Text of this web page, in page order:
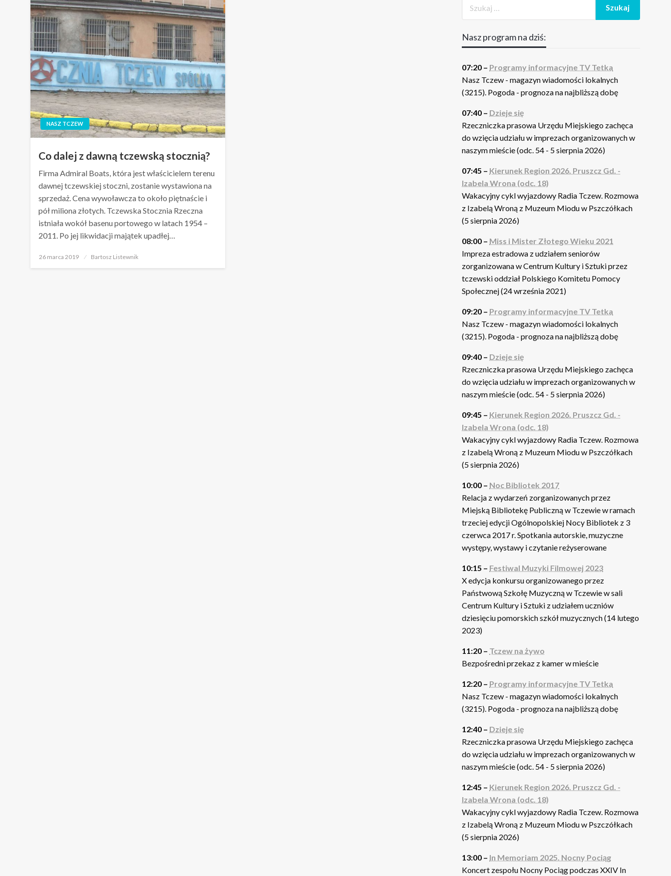
NASZ TCZEW
Co dalej z dawną tczewską stocznią?
Firma Admiral Boats, która jest właścicielem terenu
dawnej tczewskiej stoczni, zostanie wystawiona na
sprzedaż. Cena wywoławcza to około piętnaście i
pół miliona złotych. Tczewska Stocznia Rzeczna
istniała wokół basenu portowego w latach 1954 –
2011. Po jej likwidacji majątek upadłej…
Opublikowane
26 marca 2019 Bartosz Listewnik
Nasz program na dziś:
07:20 – Programy informacyjne TV Tetka
Nasz Tczew - magazyn wiadomości lokalnych
(3215). Pogoda - prognoza na najbliższą dobę
07:40 – Dzieje się
Rzeczniczka prasowa Urzędu Miejskiego zachęca
do wzięcia udziału w imprezach organizowanych w
naszym mieście (odc. 54 - 5 sierpnia 2026)
07:45 – Kierunek Region 2026. Pruszcz Gd. -
Izabela Wrona (odc. 18)
Wakacyjny cykl wyjazdowy Radia Tczew. Rozmowa
z Izabelą Wroną z Muzeum Miodu w Pszczółkach
(5 sierpnia 2026)
08:00 – Miss i Mister Złotego Wieku 2021
Impreza estradowa z udziałem seniorów
zorganizowana w Centrum Kultury i Sztuki przez
tczewski oddział Polskiego Komitetu Pomocy
Społecznej (24 września 2021)
09:20 – Programy informacyjne TV Tetka
Nasz Tczew - magazyn wiadomości lokalnych
(3215). Pogoda - prognoza na najbliższą dobę
09:40 – Dzieje się
Rzeczniczka prasowa Urzędu Miejskiego zachęca
do wzięcia udziału w imprezach organizowanych w
naszym mieście (odc. 54 - 5 sierpnia 2026)
09:45 – Kierunek Region 2026. Pruszcz Gd. -
Izabela Wrona (odc. 18)
Wakacyjny cykl wyjazdowy Radia Tczew. Rozmowa
z Izabelą Wroną z Muzeum Miodu w Pszczółkach
(5 sierpnia 2026)
10:00 – Noc Bibliotek 2017
Relacja z wydarzeń zorganizowanych przez
Miejską Bibliotekę Publiczną w Tczewie w ramach
trzeciej edycji Ogólnopolskiej Nocy Bibliotek z 3
czerwca 2017 r. Spotkania autorskie, muzyczne
występy, wystawy i czytanie reżyserowane
10:15 – Festiwal Muzyki Filmowej 2023
X edycja konkursu organizowanego przez
Państwową Szkołę Muzyczną w Tczewie w sali
Centrum Kultury i Sztuki z udziałem uczniów
dziesięciu pomorskich szkół muzycznych (14 lutego
2023)
11:20 – Tczew na żywo
Bezpośredni przekaz z kamer w mieście
12:20 – Programy informacyjne TV Tetka
Nasz Tczew - magazyn wiadomości lokalnych
(3215). Pogoda - prognoza na najbliższą dobę
12:40 – Dzieje się
Rzeczniczka prasowa Urzędu Miejskiego zachęca
do wzięcia udziału w imprezach organizowanych w
naszym mieście (odc. 54 - 5 sierpnia 2026)
12:45 – Kierunek Region 2026. Pruszcz Gd. -
Izabela Wrona (odc. 18)
Wakacyjny cykl wyjazdowy Radia Tczew. Rozmowa
z Izabelą Wroną z Muzeum Miodu w Pszczółkach
(5 sierpnia 2026)
13:00 – In Memoriam 2025. Nocny Pociąg
Koncert zespołu Nocny Pociąg podczas XXIV In